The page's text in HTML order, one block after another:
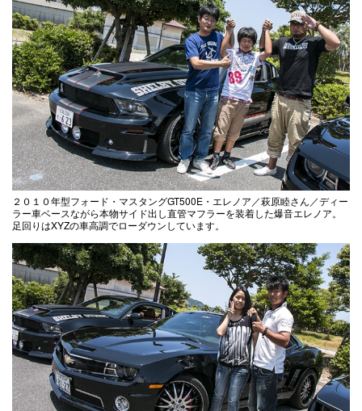
２０１０年型フォード・マスタングGT500E・エレノア／萩原睦さん／ディー
ラー車ベースながら本物サイド出し直管マフラーを装着した爆音エレノア。
足回りはXYZの車高調でローダウンしています。